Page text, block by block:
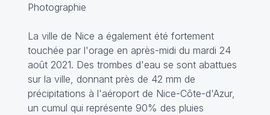
Photographie
La ville de Nice a également été fortement
touchée par l'orage en après-midi du mardi 24
août 2021. Des trombes d'eau se sont abattues
sur la ville, donnant près de 42 mm de
précipitations à l'aéroport de Nice-Côte-d'Azur,
un cumul qui représente 90% des pluies